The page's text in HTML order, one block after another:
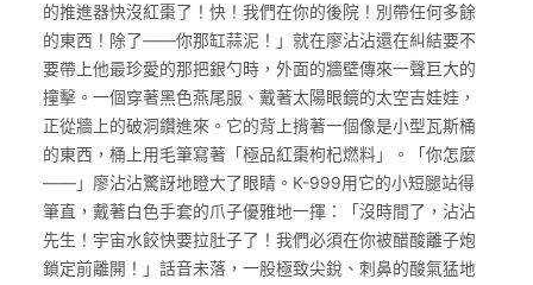
的推進器快沒紅棗了！快！我們在你的後院！別帶任何多餘
的東西！除了——你那缸蒜泥！」就在廖沾沾還在糾結要不
要帶上他最珍愛的那把銀勺時，外面的牆壁傳來一聲巨大的
撞擊。一個穿著黑色燕尾服、戴著太陽眼鏡的太空吉娃娃，
正從牆上的破洞鑽進來。它的背上揹著一個像是小型瓦斯桶
的東西，桶上用毛筆寫著「極品紅棗枸杞燃料」。「你怎麼
——」廖沾沾驚訝地瞪大了眼睛。K-999用它的小短腿站得
筆直，戴著白色手套的爪子優雅地一揮：「沒時間了，沾沾
先生！宇宙水餃快要拉肚子了！我們必須在你被醋酸離子炮
鎖定前離開！」話音未落，一股極致尖銳、刺鼻的酸氣猛地